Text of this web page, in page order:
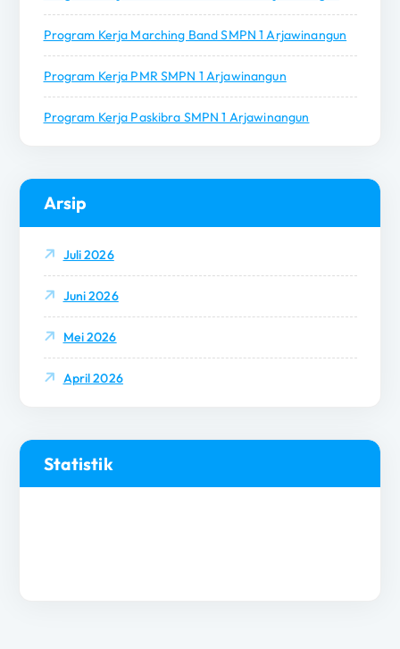
Program Kerja Marching Band SMPN 1 Arjawinangun
Program Kerja PMR SMPN 1 Arjawinangun
Program Kerja Paskibra SMPN 1 Arjawinangun
Arsip
Juli 2026
Juni 2026
Mei 2026
April 2026
Statistik